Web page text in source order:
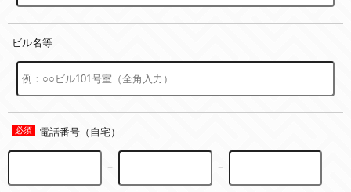
ビル名等
電話番号（自宅）
－ －